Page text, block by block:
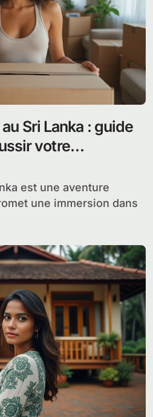
Sri Lanka : guide
votre
une immersion dans